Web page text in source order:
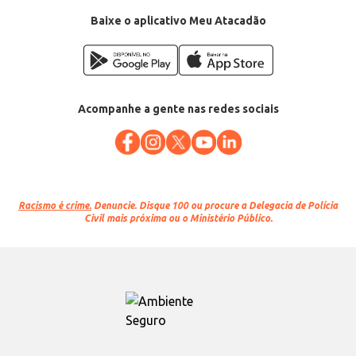
Baixe o aplicativo Meu Atacadão
Acompanhe a gente nas redes sociais
Racismo é crime. Denuncie. Disque 100 ou procure a Delegacia de Polícia
Civil mais próxima ou o Ministério Público.